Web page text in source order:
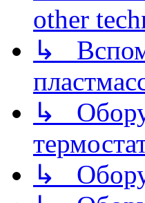
other
↳
↳
↳